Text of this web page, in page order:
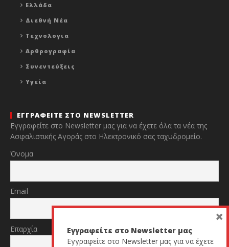
Ελλάδα
Διεθνή Νέα
Τεχνολογια
Αρθρογραφία
Συνεντεύξεις
Υγεία
ΕΓΓΡΑΦΕΙΤΕ ΣΤΟ NEWSLETTER
Εγγραφείτε στο Newsletter μας για να έχετε όλα τα νέα της
Ασφαλιστικής Αγοράς στο Ηλεκτρονικό σας ταχυδρομείο.
Όνομα
Email
Επαρχία
Εγγραφείτε στο Newsletter μας
Εγγραφείτε στο Newsletter μας για να έχετε
×